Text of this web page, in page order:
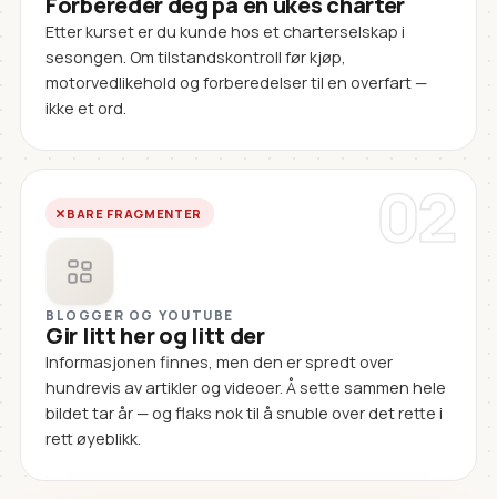
Etter kurset er du kunde hos et charterselskap i
sesongen. Om tilstandskontroll før kjøp,
motorvedlikehold og forberedelser til en overfart —
ikke et ord.
02
BARE FRAGMENTER
BLOGGER OG YOUTUBE
Gir litt her og litt der
Informasjonen finnes, men den er spredt over
hundrevis av artikler og videoer. Å sette sammen hele
bildet tar år — og flaks nok til å snuble over det rette i
rett øyeblikk.